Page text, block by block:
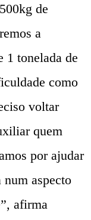
de
a
1 tonelada de
como
voltar
quem
por ajudar
num aspecto
afirma